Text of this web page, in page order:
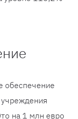
обеспечение
на 1 млн евро